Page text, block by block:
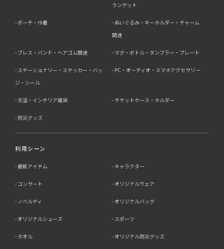
ランケット
ポーチ・巾着
ぬいぐるみ・キーホルダー・チャーム
関連
ブレス・バンド・ヘアゴム関連 マグ・ボトル・タンブラー・プレート
ステーショナリー・ステッカー・バッ
ジ・シール
PC・オーディオ・スマホアクセサリー
生活・インテリア雑貨 チケットケース・ホルダー
防災グッズ
利用シーン
最新アイテム キャラクター
コンサート オリジナルウェア
ノベルティ オリジナルバッグ
オリジナルシューズ スポーツ
タオル オリジナル防災グッズ